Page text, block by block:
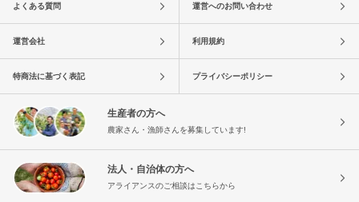
よくある質問 運営へのお問い合わせ
運営会社 利用規約
特商法に基づく表記 プライバシーポリシー
生産者の方へ
農家さん・漁師さんを募集しています!
法人・自治体の方へ
アライアンスのご相談はこちらから